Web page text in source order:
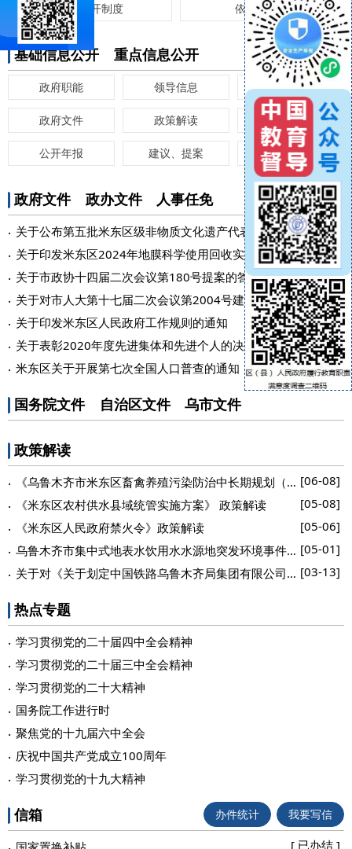
信息公开制度 依申请公开
基础信息公开 重点信息公开
政府职能 领导信息 监督保障
政府文件 政策解读 政府工作报告
公开年报 建议、提案 会议公开
政府文件 政办文件
人事任免
关于公布第五批米东区级非物质文化遗产代表性项目名录的通知 [11-13]
关于印发米东区2024年地膜科学使用回收实施方案的通知[06-12]
关于市政协十四届二次会议第180号提案的答复
[06-13]
关于对市人大第十七届二次会议第2004号建议的答复 [05-26]
关于印发米东区人民政府工作规则的通知
[01-20]
关于表彰2020年度先进集体和先进个人的决定
[03-30]
米东区关于开展第七次全国人口普查的通知
[06-10]
国务院文件 自治区文件 乌市文件
政策解读
《乌鲁木齐市米东区畜禽养殖污染防治中长期规划（2021—203... [06-08]
《米东区农村供水县域统管实施方案》 政策解读
[05-08]
《米东区人民政府禁火令》政策解读
[05-06]
乌鲁木齐市集中式地表水饮用水水源地突发环境事件应急预案（... [05-01]
关于对《关于划定中国铁路乌鲁木齐局集团有限公司芦草沟线铁... [03-13]
热点专题
学习贯彻党的二十届四中全会精神
学习贯彻党的二十届三中全会精神
学习贯彻党的二十大精神
国务院工作进行时
聚焦党的十九届六中全会
庆祝中国共产党成立100周年
学习贯彻党的十九大精神
信箱 我要写信
办件统计
[ 已办结 ]